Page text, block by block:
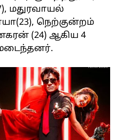
மதுரவாயல்
நெற்குன்றம்
(24) ஆகிய 4